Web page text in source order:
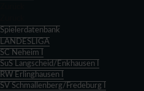
Spielerdatenbank
LANDESLIGA
SC Neheim I
SuS Langscheid/Enkhausen I
RW Erlinghausen I
SV Schmallenberg/Fredeburg I